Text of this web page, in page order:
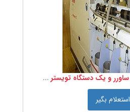
یک دستگاه ولکمن ساورر و یک دستگاه تویستر تو فور وان اورلیکن
استعلام بگیر